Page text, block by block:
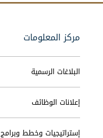
مركز المعلومات
البلاغات الرسمية
إعلانات الوظائف
إستراتيجيات وخطط وبرامج